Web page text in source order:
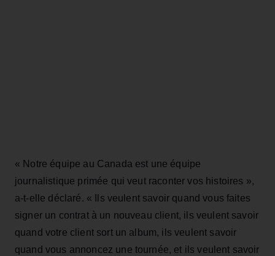
« Notre équipe au Canada est une équipe
journalistique primée qui veut raconter vos histoires »,
a-t-elle déclaré. « Ils veulent savoir quand vous faites
signer un contrat à un nouveau client, ils veulent savoir
quand votre client sort un album, ils veulent savoir
quand vous annoncez une tournée, et ils veulent savoir